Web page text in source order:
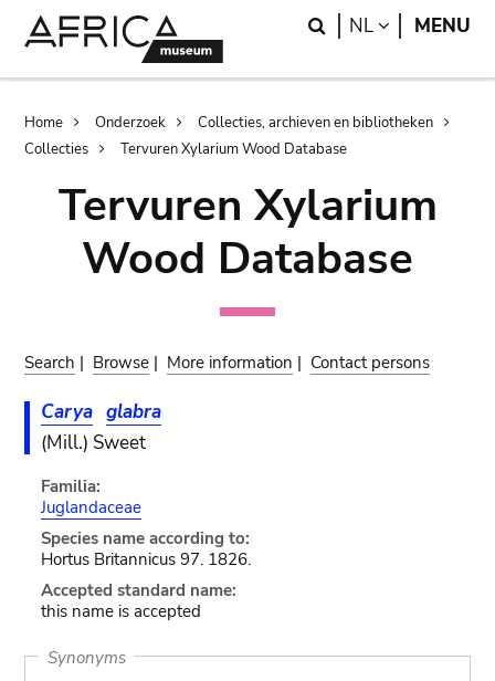
Search
NL LANGUAGE
MENU
Breadcrumb
Home Onderzoek
Collecties, archieven en bibliotheken
Collecties
Tervuren Xylarium Wood Database
Tervuren Xylarium
Wood Database
Search | Browse | More information | Contact persons
Carya glabra
(Mill.) Sweet
Familia:
Juglandaceae
Species name according to:
Hortus Britannicus 97. 1826.
Accepted standard name:
this name is accepted
Synonyms